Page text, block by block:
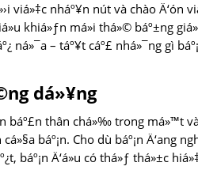
viá»‡c nháº¥n nút và chào Ä‘ón
khiá»ƒn má»i thá»© báº±ng
ná»¯a – táº¥t cáº£ nhá»¯ng gì
dá»¥ng
báº£n thân chá»‰ trong má»™t
báº¡n. Cho dù báº¡n Ä‘ang
báº¡n Ä‘á»u có thá»ƒ thá»±c